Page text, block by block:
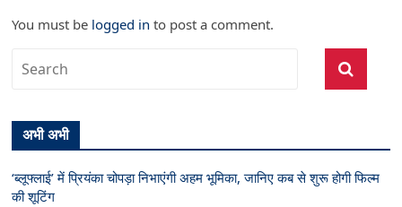
You must be logged in to post a comment.
अभी अभी
‘ब्लूफ्लाई’ में प्रियंका चोपड़ा निभाएंगी अहम भूमिका, जानिए कब से शुरू होगी फिल्म
की शूटिंग